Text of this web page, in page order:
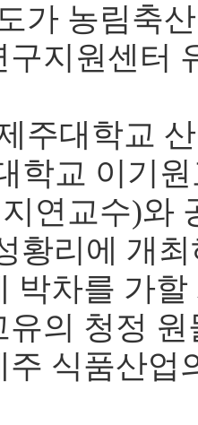
가 농림축
구지원센터
주대학교
학교 이기
연교수)와
황리에 개
박차를 가
유의 청정
주 식품산업